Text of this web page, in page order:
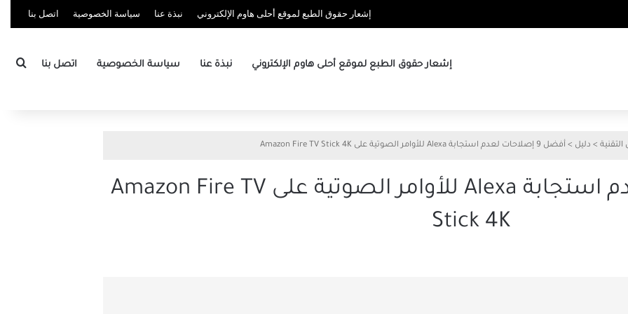
إشعار حقوق الطبع لموقع أحلى هاوم الإلكتروني نبذة عنا سياسة الخصوصية اتصل بنا
إشعار حقوق الطبع لموقع أحلى هاوم الإلكتروني نبذة عنا سياسة الخصوصية اتصل بنا
التقنية > دليل > أفضل 9 إصلاحات لعدم استجابة Alexa للأوامر الصوتية على Amazon Fire TV Stick 4K
أفضل 9 إصلاحات لعدم استجابة Alexa للأوامر الصوتية على Amazon Fire TV
Stick 4K